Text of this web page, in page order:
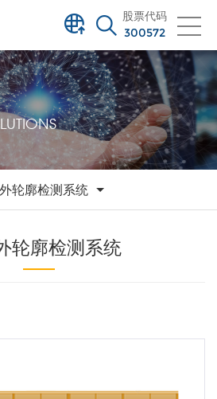
股票代码
300572
轮廓检测系统
轮廓检测系统